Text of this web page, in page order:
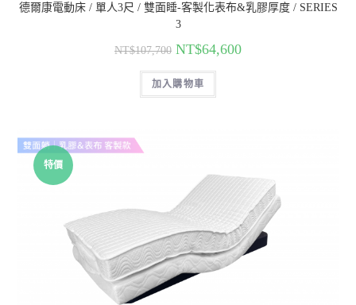
德爾康電動床 / 單人3尺 / 雙面睡-客製化表布&乳膠厚度 / SERIES
3
NT$107,700 NT$64,600
加入購物車
特價